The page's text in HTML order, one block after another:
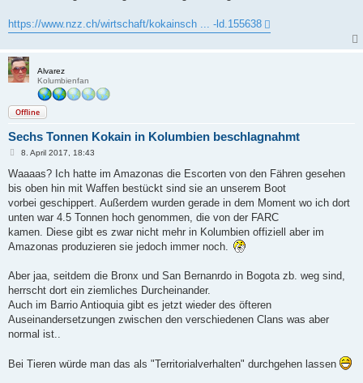
https://www.nzz.ch/wirtschaft/kokainsch ... -ld.155638
Alvarez
Kolumbienfan
Offline
Sechs Tonnen Kokain in Kolumbien beschlagnahmt
B
i
r
a
8. April 2017, 18:43
Waaaas? Ich hatte im Amazonas die Escorten von den Fähren gesehen
bis oben hin mit Waffen bestückt sind sie an unserem Boot
vorbei geschippert. Außerdem wurden gerade in dem Moment wo ich dort
unten war 4.5 Tonnen hoch genommen, die von der FARC
kamen. Diese gibt es zwar nicht mehr in Kolumbien offiziell aber im
Amazonas produzieren sie jedoch immer noch.
Aber jaa, seitdem die Bronx und San Bernanrdo in Bogota zb. weg sind,
herrscht dort ein ziemliches Durcheinander.
Auch im Barrio Antioquia gibt es jetzt wieder des öfteren
Auseinandersetzungen zwischen den verschiedenen Clans was aber
normal ist..
Bei Tieren würde man das als "Territorialverhalten" durchgehen lassen